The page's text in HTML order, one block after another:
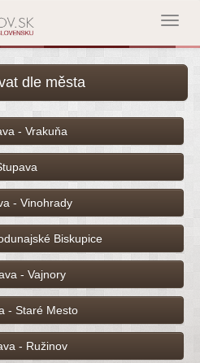
dle města
- Vrakuňa
- Vinohrady
Biskupice
- Vajnory
- Staré Mesto
- Ružinov